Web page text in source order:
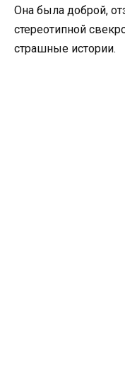
Она была доброй,
стереотипной
страшные истории.